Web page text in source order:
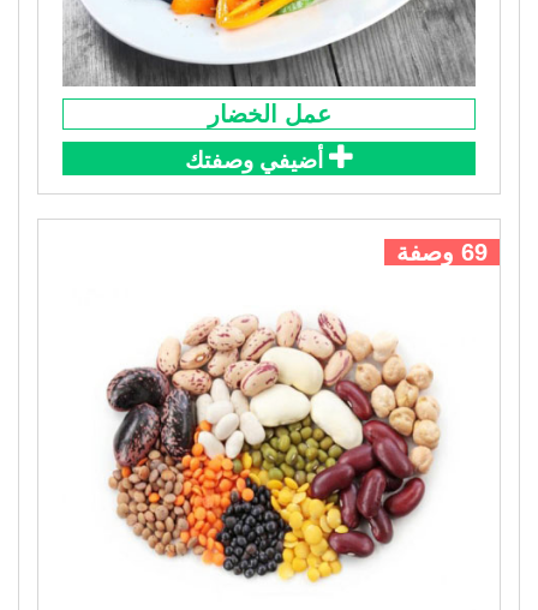
عمل الخضار
أضيفي وصفتك
69 وصفة